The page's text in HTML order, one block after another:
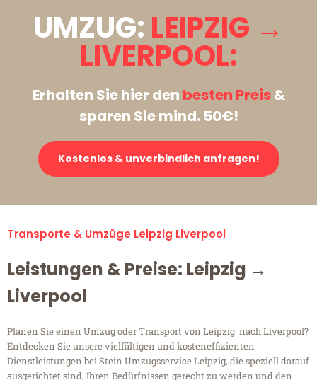
UMZUG: LEIPZIG →
LIVERPOOL:
Erhalten Sie hier den besten Preis&
sparen Sie mind. 50€!
Kostenlos & unverbindlich anfragen!
Transporte & Umzüge Leipzig Liverpool
Leistungen & Preise: Leipzig →
Liverpool
Planen Sie einen Umzug oder Transport von Leipzig nach Liverpool?
Entdecken Sie unsere vielfältigen und kosteneffizienten
Dienstleistungen bei Stein Umzugsservice Leipzig, die speziell darauf
ausgerichtet sind, Ihren Bedürfnissen gerecht zu werden und den